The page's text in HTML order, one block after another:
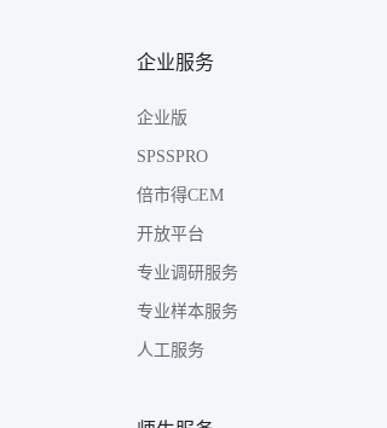
企业服务
企业版
SPSSPRO
倍市得CEM
开放平台
专业调研服务
专业样本服务
人工服务